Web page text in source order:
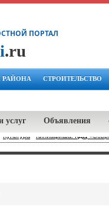
ПОРТАЛ
.ru
РАЙОНА СТРОИТЕЛЬСТВО
услуг Объявления
Культура Киниафиша: КДЦ